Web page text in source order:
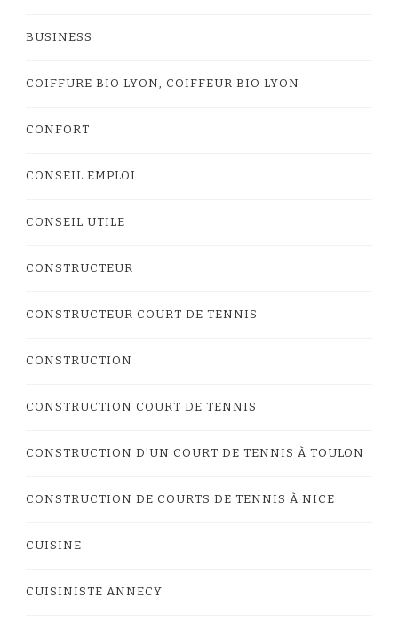
BUSINESS
COIFFURE BIO LYON, COIFFEUR BIO LYON
CONFORT
CONSEIL EMPLOI
CONSEIL UTILE
CONSTRUCTEUR
CONSTRUCTEUR COURT DE TENNIS
CONSTRUCTION
CONSTRUCTION COURT DE TENNIS
CONSTRUCTION D'UN COURT DE TENNIS À TOULON
CONSTRUCTION DE COURTS DE TENNIS À NICE
CUISINE
CUISINISTE ANNECY